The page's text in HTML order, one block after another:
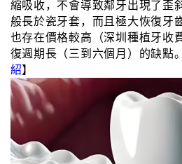
縮吸收，不會導致鄰牙出現了歪
般長於瓷牙套，而且極大恢復牙
也存在價格較高（深圳種植牙收
復週期長（三到六個月）的缺點
紹】